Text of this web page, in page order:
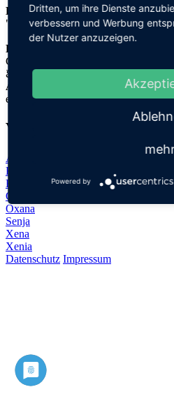
Bedeutung:
"Fremder"
Herleitung:
Griechisch,
ξένος "xenos"
Anmerkungen:
entspricht ebenfalls dem Namen für
Verwandte Namen
Axinja
Ksenia
Ksenija
Oksana
Oxana
Senja
Xena
Xenia
Datenschutz Impressum
Dritten, um ihre Dienste
verbessern und Werbung
der Nutzer anzuzeigen.
Powered by